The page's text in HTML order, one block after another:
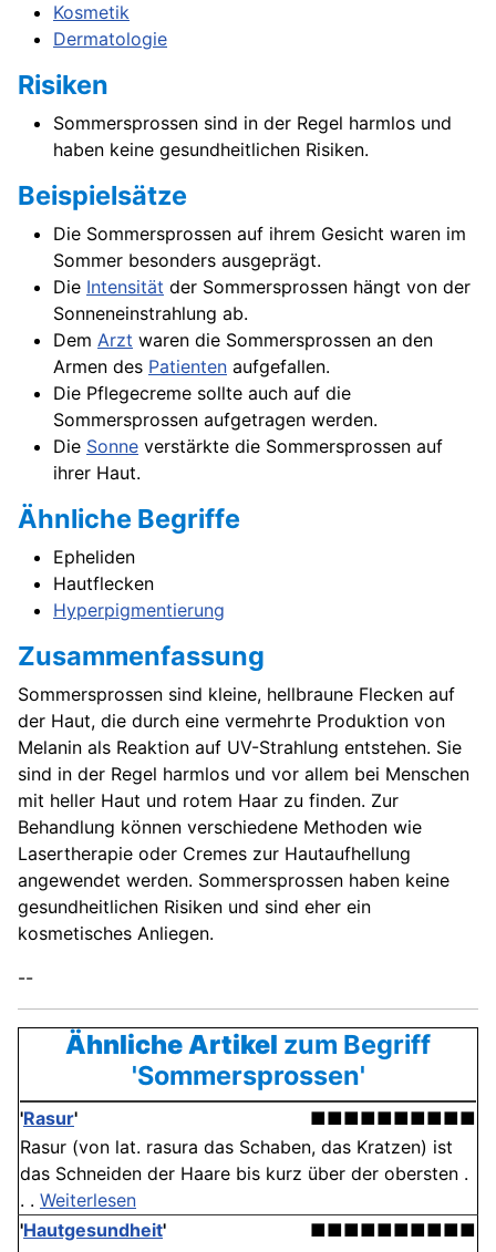
Kosmetik
Dermatologie
Risiken
Sommersprossen sind in der Regel harmlos und
haben keine gesundheitlichen Risiken.
Beispielsätze
Die Sommersprossen auf ihrem Gesicht waren im
Sommer besonders ausgeprägt.
Die Intensität der Sommersprossen hängt von der
Sonneneinstrahlung ab.
Dem Arzt waren die Sommersprossen an den
Armen des Patienten aufgefallen.
Die Pflegecreme sollte auch auf die
Sommersprossen aufgetragen werden.
Die Sonne verstärkte die Sommersprossen auf
ihrer Haut.
Ähnliche Begriffe
Epheliden
Hautflecken
Hyperpigmentierung
Zusammenfassung
Sommersprossen sind kleine, hellbraune Flecken auf
der Haut, die durch eine vermehrte Produktion von
Melanin als Reaktion auf UV-Strahlung entstehen. Sie
sind in der Regel harmlos und vor allem bei Menschen
mit heller Haut und rotem Haar zu finden. Zur
Behandlung können verschiedene Methoden wie
Lasertherapie oder Cremes zur Hautaufhellung
angewendet werden. Sommersprossen haben keine
gesundheitlichen Risiken und sind eher ein
kosmetisches Anliegen.
--
Ähnliche Artikel zum Begriff
'Sommersprossen'
'Rasur'
■■■■■■■■■■
Rasur (von lat. rasura das Schaben, das Kratzen) ist
das Schneiden der Haare bis kurz über der obersten .
. . Weiterlesen
'Hautgesundheit'
■■■■■■■■■■